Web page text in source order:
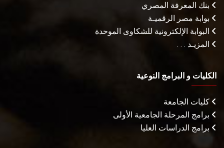
بنك المعرفة المصري
بوابة مصر الرقميـة
البوابة الإلكترونية للشكاوى الموحدة
المزيـد . . .
الكليات و البرامج النوعية
كليات الجامعة
برامج المرحلة الجامعية الأولى
برامج الدراسات العليا